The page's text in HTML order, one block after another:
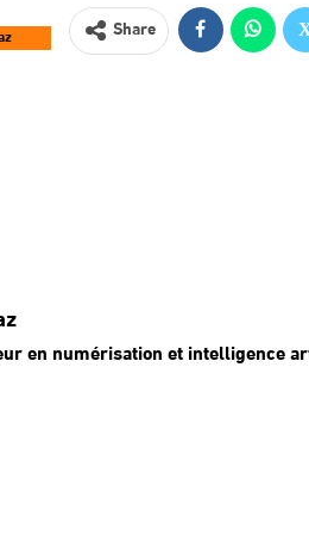
Share
en numérisation et intelligence